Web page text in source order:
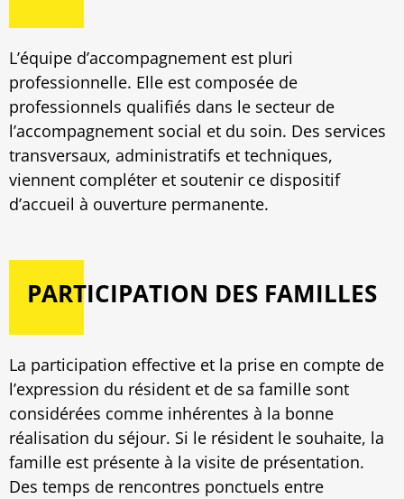
L’équipe d’accompagnement est pluri
professionnelle. Elle est composée de
professionnels qualifiés dans le secteur de
l’accompagnement social et du soin. Des services
transversaux, administratifs et techniques,
viennent compléter et soutenir ce dispositif
d’accueil à ouverture permanente.
PARTICIPATION DES FAMILLES
La participation effective et la prise en compte de
l’expression du résident et de sa famille sont
considérées comme inhérentes à la bonne
réalisation du séjour. Si le résident le souhaite, la
famille est présente à la visite de présentation.
Des temps de rencontres ponctuels entre